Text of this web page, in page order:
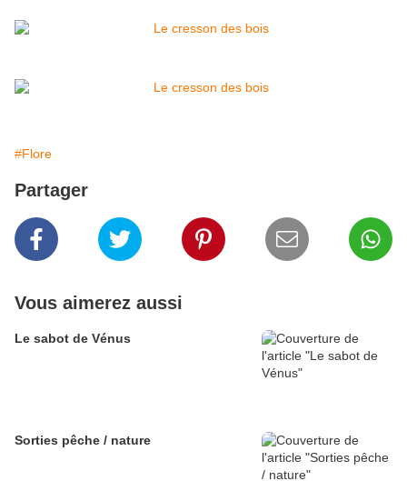
#Flore
Partager
Vous aimerez aussi
Le sabot de Vénus
Sorties pêche / nature